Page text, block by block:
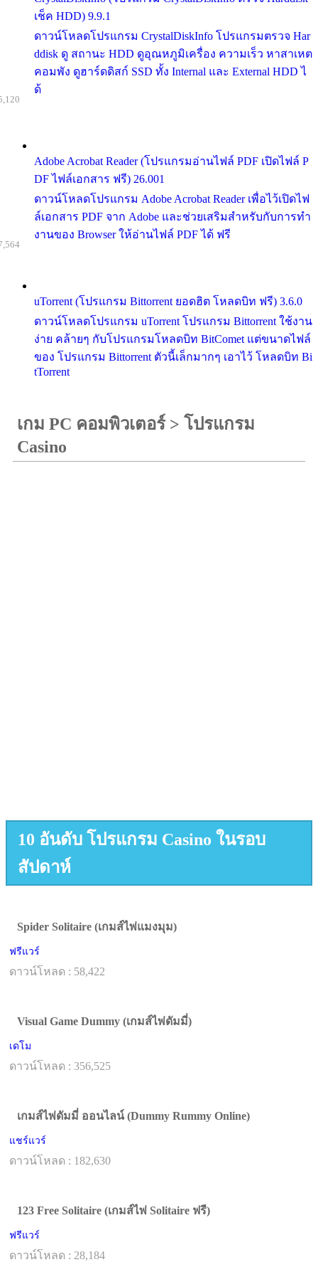
เช็ค HDD) 9.9.1
ดาวน์โหลดโปรแกรม CrystalDiskInfo โปรแกรมตรวจ Har
ddisk ดู สถานะ HDD ดูอุณหภูมิเครื่อง ความเร็ว หาสาเหต
คอมพัง ดูฮาร์ดดิสก์ SSD ทั้ง Internal และ External HDD ไ
ด้
Adobe Acrobat Reader (โปรแกรมอ่านไฟล์ PDF เปิดไฟล์ P
DF ไฟล์เอกสาร ฟรี) 26.001
ดาวน์โหลดโปรแกรม Adobe Acrobat Reader เพื่อไว้เปิดไฟ
ล์เอกสาร PDF จาก Adobe และช่วยเสริมสำหรับกับการทำ
งานของ Browser ให้อ่านไฟล์ PDF ได้ ฟรี
uTorrent (โปรแกรม Bittorrent ยอดฮิต โหลดบิท ฟรี) 3.6.0
ดาวน์โหลดโปรแกรม uTorrent โปรแกรม Bittorrent ใช้งาน
ง่าย คล้ายๆ กับโปรแกรมโหลดบิท BitComet แต่ขนาดไฟล์
ของ โปรแกรม Bittorrent ตัวนี้เล็กมากๆ เอาไว้ โหลดบิท Bi
tTorrent
เกม PC คอมพิวเตอร์> โปรแกรม
Casino
10 อันดับ โปรแกรม Casino ในรอบ
สัปดาห์
Spider Solitaire (เกมส์ไพ่แมงมุม)
ฟรีแวร์
ดาวน์โหลด : 58,422
Visual Game Dummy (เกมส์ไพ่ดัมมี่)
เดโม
ดาวน์โหลด : 356,525
เกมส์ไพ่ดัมมี่ ออนไลน์ (Dummy Rummy Online)
แชร์แวร์
ดาวน์โหลด : 182,630
123 Free Solitaire (เกมส์ไพ่ Solitaire ฟรี)
ฟรีแวร์
ดาวน์โหลด : 28,184